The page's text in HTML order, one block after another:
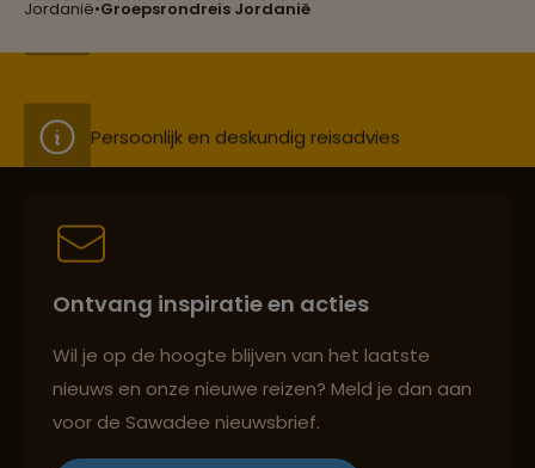
Jordanië•Groepsrondreis Jordanië
Best beoordeelde reisroutes
Groepsreizen mét indivuele vrijheid
Ontvang inspiratie en acties
Wil je op de hoogte blijven van het laatste
nieuws en onze nieuwe reizen? Meld je dan aan
voor de Sawadee nieuwsbrief.